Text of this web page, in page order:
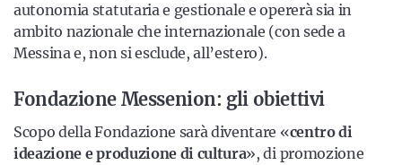
autonomia statutaria e gestionale e opererà sia in
ambito nazionale che internazionale (con sede a
Messina e, non si esclude, all’estero).
Fondazione Messenion: gli obiettivi
Scopo della Fondazione sarà diventare «centro di
ideazione e produzione di cultura», di promozione